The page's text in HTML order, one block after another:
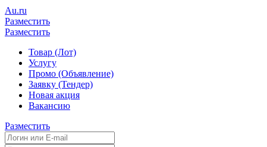
Au.ru
Разместить
Разместить
Товар (Лот)
Услугу
Промо (Объявление)
Заявку (Тендер)
Новая акция
Вакансию
Разместить